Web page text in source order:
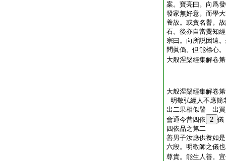
案。寶亮曰。向爲
發家無好意。而學
養故。或貪名譽。
石。後亦自當覺知
宗曰。向所説因遠
問眞僞。但能標心
大般涅槃經集解卷
大般涅槃經集解卷
明敬弘經人不應簡
出二果相似譬 出買
會通今昔四依 2 儀
四依品之第二
善男子汝應供養如
六段。明敬師之儀
尊貴。能生人善。